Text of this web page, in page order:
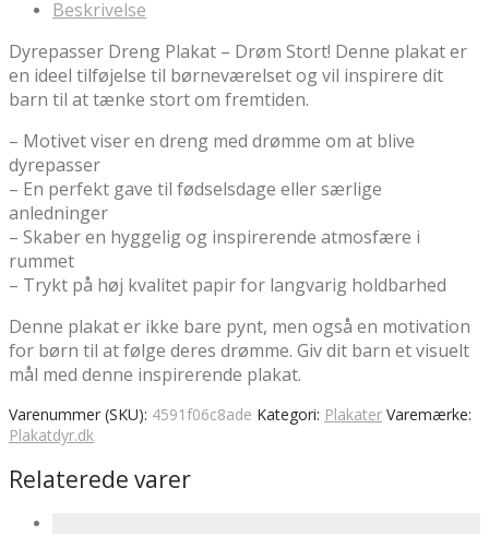
kr.149.00.kr.126.65.
Beskrivelse
Dyrepasser Dreng Plakat – Drøm Stort! Denne plakat er
en ideel tilføjelse til børneværelset og vil inspirere dit
barn til at tænke stort om fremtiden.
– Motivet viser en dreng med drømme om at blive
dyrepasser
– En perfekt gave til fødselsdage eller særlige
anledninger
– Skaber en hyggelig og inspirerende atmosfære i
rummet
– Trykt på høj kvalitet papir for langvarig holdbarhed
Denne plakat er ikke bare pynt, men også en motivation
for børn til at følge deres drømme. Giv dit barn et visuelt
mål med denne inspirerende plakat.
Varenummer (SKU): 4591f06c8ade Kategori: Plakater Varemærke:
Plakatdyr.dk
Relaterede varer